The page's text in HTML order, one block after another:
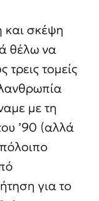
και σκέψη
θέλω να
τομείς
με τη
’90 (αλλά
για το